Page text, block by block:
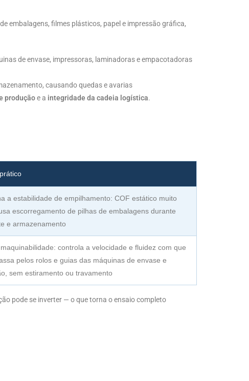
embalagens, filmes plásticos, papel e impressão gráfica,
de envase, impressoras, laminadoras e empacotadoras
causando quedas e avarias
produçãoe a integridade da cadeia logística.
a estabilidade de empilhamento: COF estático muito
escorregamento de pilhas de embalagens durante
e armazenamento
controla a velocidade e fluidez com que
pelos rolos e guias das máquinas de envase e
sem estiramento ou travamento
pode se inverter — o que torna o ensaio completo